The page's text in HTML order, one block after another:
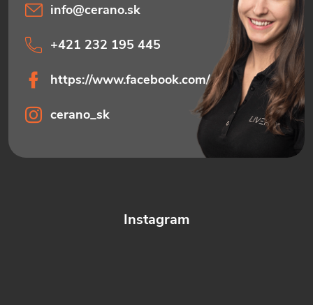
Instagram
info@cerano.sk
+421 232 195 445
https://www.facebook.com/ceranosk
cerano_sk